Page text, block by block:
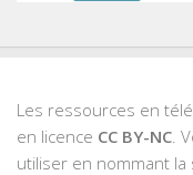
Les ressources en
en licence CC BY-NC .
utiliser en nommant